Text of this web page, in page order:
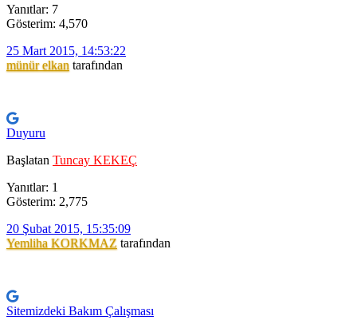
Yanıtlar: 7
Gösterim: 4,570
25 Mart 2015, 14:53:22
münür elkan tarafından
Duyuru
Başlatan Tuncay KEKEÇ
Yanıtlar: 1
Gösterim: 2,775
20 Şubat 2015, 15:35:09
Yemliha KORKMAZ tarafından
Sitemizdeki Bakım Çalışması